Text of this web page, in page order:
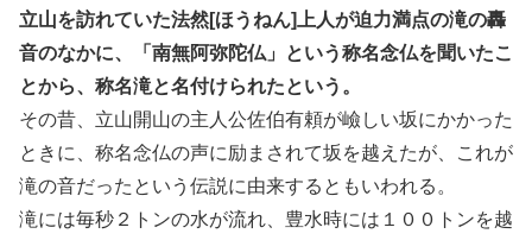
立山を訪れていた法然[ほうねん]上人が迫力満点の滝の轟
音のなかに、「南無阿弥陀仏」という称名念仏を聞いたこ
とから、称名滝と名付けられたという。
その昔、立山開山の主人公佐伯有頼が嶮しい坂にかかった
ときに、称名念仏の声に励まされて坂を越えたが、これが
滝の音だったという伝説に由来するともいわれる。
滝には毎秒２トンの水が流れ、豊水時には１００トンを越